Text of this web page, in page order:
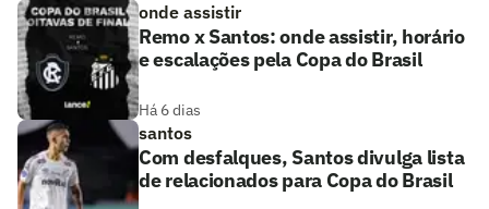
onde assistir
Remo x Santos: onde assistir, horário
e escalações pela Copa do Brasil
Há 6 dias
santos
Com desfalques, Santos divulga lista
de relacionados para Copa do Brasil